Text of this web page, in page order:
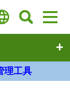
理工具